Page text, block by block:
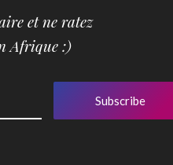
et ne ratez
Afrique :)
Subscribe